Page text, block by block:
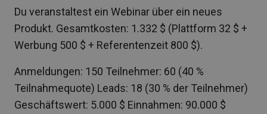
Du veranstaltest ein Webinar über ein neues
Produkt. Gesamtkosten: 1.332 $ (Plattform 32 $ +
Werbung 500 $ + Referentenzeit 800 $).
Anmeldungen: 150 Teilnehmer: 60 (40 %
Teilnahmequote) Leads: 18 (30 % der Teilnehmer)
Geschäftswert: 5.000 $ Einnahmen: 90.000 $